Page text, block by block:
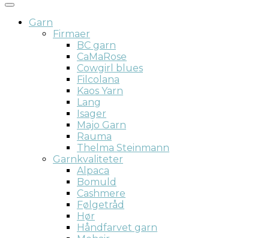
Garn
Firmaer
BC garn
CaMaRose
Cowgirl blues
Filcolana
Kaos Yarn
Lang
Isager
Majo Garn
Rauma
Thelma Steinmann
Garnkvaliteter
Alpaca
Bomuld
Cashmere
Følgetråd
Hør
Håndfarvet garn